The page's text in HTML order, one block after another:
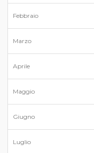
Febbraio
Marzo
Aprile
Maggio
Giugno
Luglio